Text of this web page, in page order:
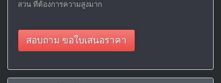
สวน ที่ต้องการความสูงมาก
สอบถาม ขอใบเสนอราคา